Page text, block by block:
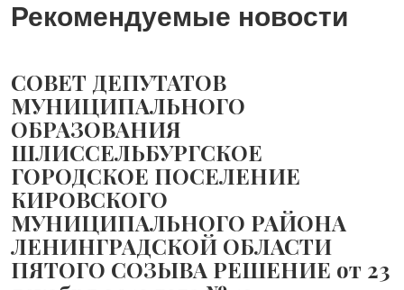
Рекомендуемые новости
СОВЕТ ДЕПУТАТОВ
МУНИЦИПАЛЬНОГО
ОБРАЗОВАНИЯ
ШЛИССЕЛЬБУРГСКОЕ
ГОРОДСКОЕ ПОСЕЛЕНИЕ
КИРОВСКОГО
МУНИЦИПАЛЬНОГО РАЙОНА
ЛЕНИНГРАДСКОЙ ОБЛАСТИ
ПЯТОГО СОЗЫВА РЕШЕНИЕ от 23